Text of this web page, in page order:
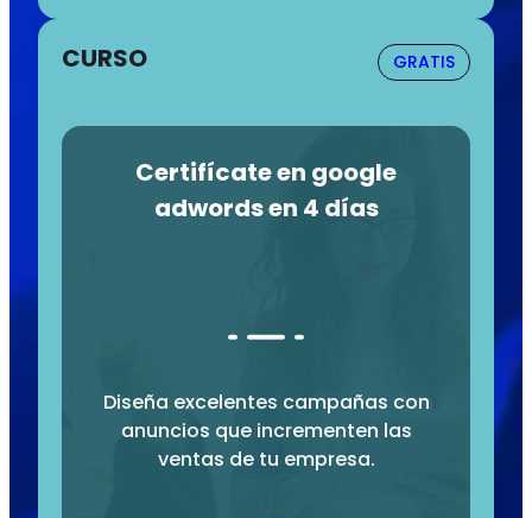
CURSO GRATIS
Certifícate en google
adwords en 4 días
Diseña excelentes campañas con
anuncios que incrementen las
ventas de tu empresa.